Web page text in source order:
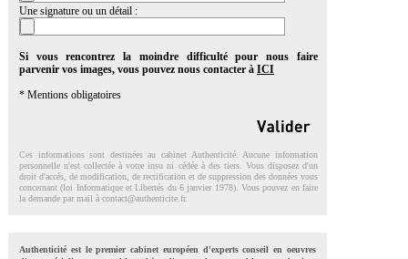
Une signature ou un détail :
Si vous rencontrez la moindre difficulté pour nous faire
parvenir vos images, vous pouvez nous contacter à ICI
* Mentions obligatoires
Ces informations sont destinées au cabinet Authenticité. Aucune information
personnelle n'est collectée à votre insu ni cédée à des tiers. Vous disposez d'un
droit d'accés, de modification, de rectification et de suppression des données vous
concernant (loi Informatique et Libertés du 6 janvier 1978). Vous pouvez en faire
la demande par mail à contact@authenticite.fr.
Authenticité est le premier cabinet européen d'experts conseil en oeuvres